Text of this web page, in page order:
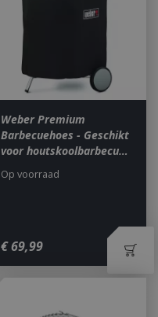
Weber Premium
Barbecuehoes - Geschikt
voor houtskoolbarbecu…
€ 69,99
Op voorraad